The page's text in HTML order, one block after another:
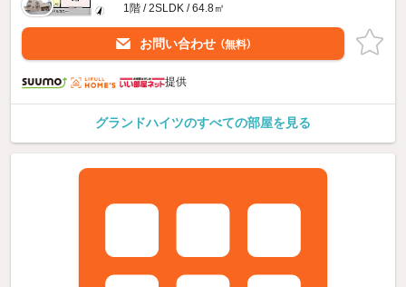
1階 / 2SLDK / 64.8㎡
お問い合わせ （無料）
提供
グランドハイツのすべての部屋を見る